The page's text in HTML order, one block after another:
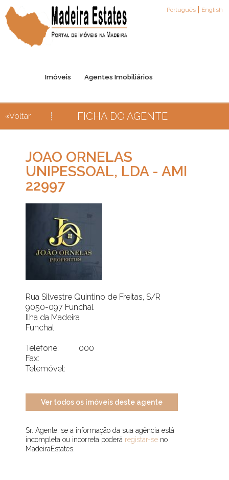
Português English
Imóveis Agentes Imobiliários
Registo de Agentes Parceiros Contactos
«Voltar FICHA DO AGENTE
JOAO ORNELAS
UNIPESSOAL, LDA - AMI
22997
Rua Silvestre Quintino de Freitas, S/R
9050-097 Funchal
Ilha da Madeira
Funchal
Telefone:
000
Fax:
Telemóvel:
Ver todos os imóveis deste agente
Sr. Agente, se a informação da sua agência está
incompleta ou incorreta poderá registar-se no
MadeiraEstates.